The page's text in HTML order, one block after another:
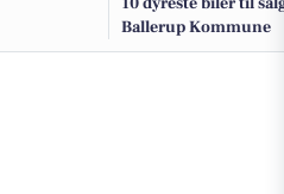
Ballerup Kommune